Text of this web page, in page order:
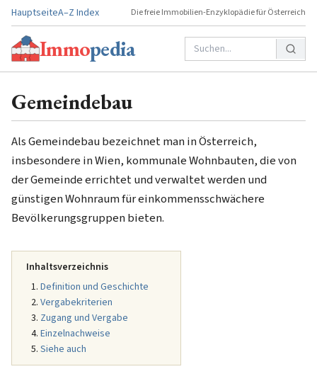
HauptseiteA–Z Index Die freie Immobilien-Enzyklopädie für Österreich
Immopedia
Gemeindebau
Als Gemeindebau bezeichnet man in Österreich,
insbesondere in Wien, kommunale Wohnbauten, die von
der Gemeinde errichtet und verwaltet werden und
günstigen Wohnraum für einkommensschwächere
Bevölkerungsgruppen bieten.
Inhaltsverzeichnis
Definition und Geschichte
Vergabekriterien
Zugang und Vergabe
Einzelnachweise
Siehe auch